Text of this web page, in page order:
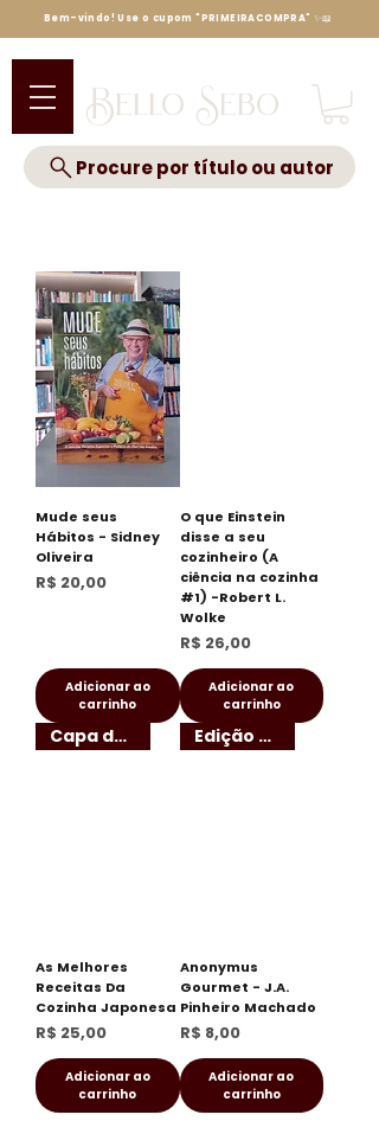
Bello Sebo
Procure por título ou autor
Bem-vindo! Use o cupom "PRIMEIRACOMPRA" ✨📖
Mude seus
Hábitos - Sidney
Oliveira
Preço
R$ 20,00
Adicionar ao
carrinho
O que Einstein
disse a seu
cozinheiro (A
ciência na cozinha
#1) -Robert L.
Wolke
Preço
R$ 26,00
Adicionar ao
carrinho
Capa dura!
As Melhores
Receitas Da
Cozinha Japonesa
Preço
R$ 25,00
Adicionar ao
carrinho
Edição de bolso
Anonymus
Gourmet - J.A.
Pinheiro Machado
Preço
R$ 8,00
Adicionar ao
carrinho